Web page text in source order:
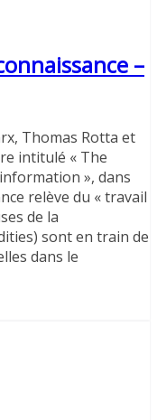
–
Thomas Rotta et
intitulé « The
», dans
relève du « travail
de la
sont en train de
dans le